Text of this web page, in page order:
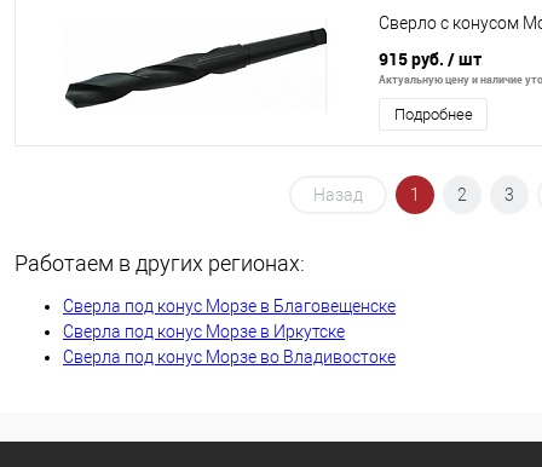
Сверло с конусом
915 руб. / шт
Актуальную цену и наличие
Подробнее
Назад 1 2 3
Работаем в других регионах:
Сверла под конус Морзе в Благовещенске
Сверла под конус Морзе в Иркутске
Сверла под конус Морзе во Владивостоке